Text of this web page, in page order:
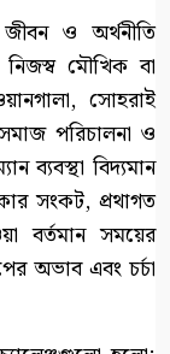
ও অর্থনীতি
নিজস্ব মৌখিক বা
সোহরাই
পরিচালনা ও
ব্যবস্থা বিদ্যমান
সংকট, প্রথাগত
বর্তমান সময়ের
অভাব এবং চর্চা